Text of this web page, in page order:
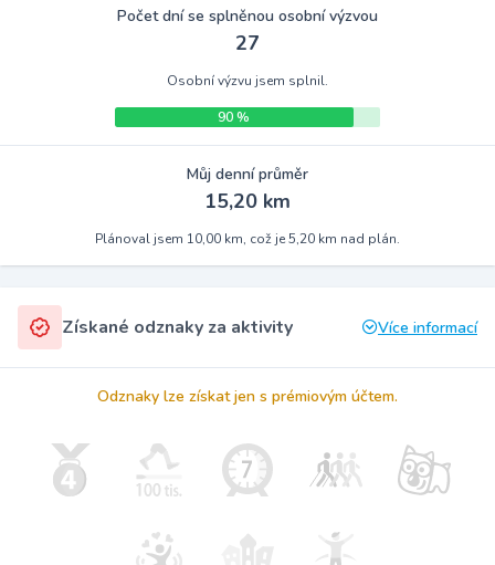
Počet dní se splněnou osobní výzvou
27
Osobní výzvu jsem splnil.
90 %
Můj denní průměr
15,20 km
Plánoval jsem 10,00 km, což je 5,20 km nad plán.
Získané odznaky za aktivity Více informací
Odznaky lze získat jen s prémiovým účtem.